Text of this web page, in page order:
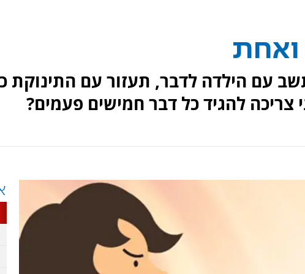
עם הילדה לדבר, תעזור עם התינוקת
להגיד כל דבר חמישים פעמים?